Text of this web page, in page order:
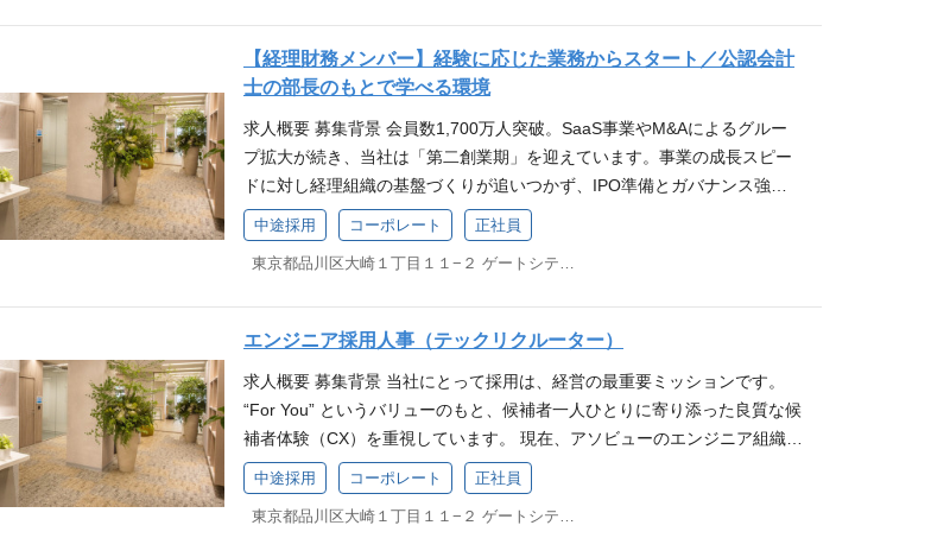
って、行列が消え、現場のスタッフや何万人ものゲストの体験が劇的に変
わる瞬間を目の前で見届けることができる、圧倒的な手触り感がありま
す。 生成AIなどの最新技術を、現場で即座に試せる圧倒的な裁量： ガチガ
です。 「現場のこの課題、AIを使えばすぐ解決できる」と思えば、自ら最
新のAIツールやローコードを駆使してスクリプトを組み、その場で実証実
験（PoC）を行うような、アジャイルでハッカー気質な働き方が許される
環境です。 「レジャー産業のOS」を創る、BPO事業立ち上げのコアメン
バー： 単なるシステムの納品で終わりません。将来的には、施設のバック
事業のインフラ設計・立ち上げにも関わります。 一企業のDXにとどまら
ず、日本の観光・レジャー産業の新たな「運営のスタンダード（OS）」を
自らの手で創り上げるという、キャリアにおいて極めて希少な経験が積め
ます。 必須要件 【1】下記いずれかのポジションにおける実務経験（目
安：3年以上） ITコンサルタント / 業務コンサルタント（特にBPR、製造・
ネージャー）」または「ITアーキテクト」（※リアルな店舗や拠点を持つ
業界のシステム刷新経験など） ハードウェアベンダーにおける「システム
るシステムを自ら設計・実装・意思決定できる裁量 技術力だけでなく、事
業成長に対するオーナーシップと責任を持ち、組織リードの経験を積める
BtoC / BtoB 両面のプロダクトが存在するため、異なるユーザー課題・技術
イベントなど、専門性を高め続けるための学習機会が充実 チャレンジ制度
を通じて、他チームへの異動・新領域への挑戦を後押し 得られるスキル 事
業課題を深く理解し、ビジネスインパクトを最大化するためのプロダクト/
システム設計・意思決定スキル Java / Spring Boot を用いた 高可用性・高
負荷耐性API・業務基盤のアーキテクチャ設計スキル 複雑ドメインのモデ
における技術的リーダーシップと、チーム・メンバーを育成するピープル
マネジメントスキル 応募要件 必須要件 大規模Webアプリケーションの開
な意思決定やリードを行った経験 RDBMSやNoSQLを用いた大規模サービ
スのデータモデル設計・運用経験 Java8以上およびSpring Bootでの開発経
験: 3年以上 Gitを利用したチーム開発におけるコードレビューリード経験
歓迎要件 テックリード、またはそれに準ずるポジションでのチーム/プロジ
ェクトリード経験 事業会社におけるサービス開発において、事業責任や大
上げる企画立案・プロジェクト推進 ポジションの魅力 業界トップクラスの
アセットを活用したダイナミックな提案が可能 1,800万人の会員、4,700社
の導入施設という圧倒的シェアを武器に営業できます。 「第2の柱」を創
へと進化させるフェーズです。顧客の課題から新たな価値を定義し、市場
を創出する。事業の根幹を自ら創り上げる、エキサイティングな経験が待
っています。 「遊び」「体験」を通じて人々の幸福度向上に貢献できる
営業成果がゲストの“ワクワク体験”に直結する社会意義の高いポジション
あり方をアップデートし、日本中に体験の価値を届ける。可能性に満ちた
成長領域です。 応募要件 必須条件 ミッション、バリューへの強い共感 法
を行うヒアリング力 複数部署や社内外関係者を巻き込み、プロジェクトを
推進した経験 歓迎要件 広告・メディア領域での企画提案営業の経験 福利
厚生サービスや法人向けギフト商材の提案経験 EC、マーケットプレイス、
プラットフォーム型ビジネスモデルへの理解 レジャー・エンタメ・旅行業
界での業務経験 大手企業の人事総務部門、マーケティング部門、販促部門
め、中心となって活躍いただけるコンサルタント（事業責任者候補）を募
集します。 業務内容 レジャー・観光・文化施設の経営課題解決に取り組
む、実行型のDXコンサルティングです。単なるシステム導入に留まらず、
顧客と一体となり業界を変革していくことがミッションです。 ※主に関西
エリア（近畿・中国・四国など）の魅力的な観光地やレジャー施設を担当
いただきます。 施設運営・経営課題に対するDX戦略の策定と提案 DX戦略
策定、提案：顧客の施設運営、経営課題を深くヒアリングし、DX戦略を策
定・提案します。（経験者・責任者候補の主要ミッション） チケット電子
化：施設が販売しているチケット各種の電子化推進。 システム連携支援：
入場ゲート、POSシステム、券売機などとのシステム連携支援。 データ活
用と収益改善 収益改善の推進：顧客と一体となった改革の推進による顧客
提案。 リプレイス提案：競合他社サービスから弊社サービスへのリプレイ
スの提案。 公共案件・新規事業の推進 公募案件への応札：観光施設DX
（WEBチケット／入退場システム等）の公募案件に対する応札、提案活
動。（例：富士山吉田ルートの通行予約システムなど） 【変更の範囲】会
【経理財務メンバー】経験に応じた業務からスタート／公認会計
士の部長のもとで学べる環境
求人概要 募集背景 会員数1,700万人突破。SaaS事業やM&Aによるグルー
プ拡大が続き、当社は「第二創業期」を迎えています。事業の成長スピー
ドに対し経理組織の基盤づくりが追いつかず、IPO準備とガバナンス強化
を見据えてチームを増強しています。 本ポジションは、実務2年程度の経
理経験者を「次世代コアメンバー」へ育成することを目的とした採用で
す。出来上がった組織でルーチン業務を回すのではなく、公認会計士の部
いただきます。 業務内容 月次決算を中心としたオペレーション業務に加
え、決算の早期化・精度向上を目的とした業務プロセス改善を担っていた
だきます。 月次決算オペレーション 売上・原価・売掛金・買掛金等の主要
ビジネスフローの仕訳起票・チェック 勘定残高分析、各事業部・子会社か
らの入力データ突合 月次レポーティング資料作成サポート 年次決算サポー
ト 年次決算スケジュールに沿った担当領域の決算業務 監査法人対応の準備
サポート（資料作成・データ抽出） 業務改善・効率化 Excel／Googleスプ
レッドシートを用いた業務効率化 GAS・マクロ・RPA等を活用した既存フ
中途採用 コーポレート 正社員
エンジニア採用人事（テックリクルーター）
求人概要 募集背景 当社にとって採用は、経営の最重要ミッションです。
“For You” というバリューのもと、候補者一人ひとりに寄り添った良質な候
補者体験（CX）を重視しています。 現在、アソビューのエンジニア組織は
「Findy Team+ Award」において、開発生産性が優れた企業として選出さ
れるなど、技術的にも組織的にも急成長を遂げています。この成長をさら
に加速させるため、エンジニア採用をメイン（または専任）で牽引してい
中途採用 コーポレート 正社員